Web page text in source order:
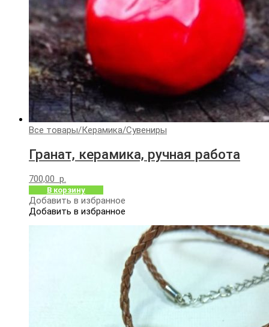
Все товары/Керамика/Сувениры
Гранат, керамика, ручная работа
700,00 р.
В корзину
Добавить в избранное
Добавить в избранное